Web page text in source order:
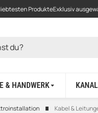
ProdukteExklusiv
& HANDWERK
Kabel &